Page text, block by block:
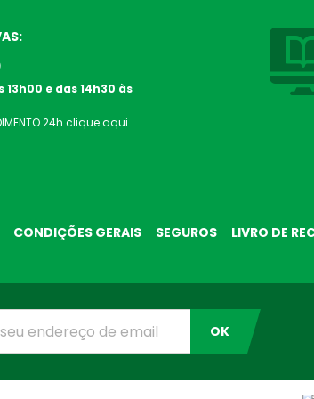
13h00 e das 14h30 às
24h clique aqui
CONDIÇÕES GERAIS SEGUROS LIVRO DE
OK